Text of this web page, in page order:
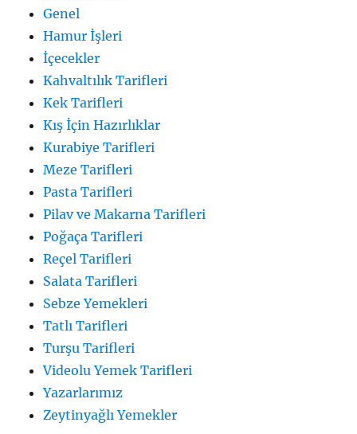
Genel
Hamur İşleri
İçecekler
Kahvaltılık Tarifleri
Kek Tarifleri
Kış İçin Hazırlıklar
Kurabiye Tarifleri
Meze Tarifleri
Pasta Tarifleri
Pilav ve Makarna Tarifleri
Poğaça Tarifleri
Reçel Tarifleri
Salata Tarifleri
Sebze Yemekleri
Tatlı Tarifleri
Turşu Tarifleri
Videolu Yemek Tarifleri
Yazarlarımız
Zeytinyağlı Yemekler